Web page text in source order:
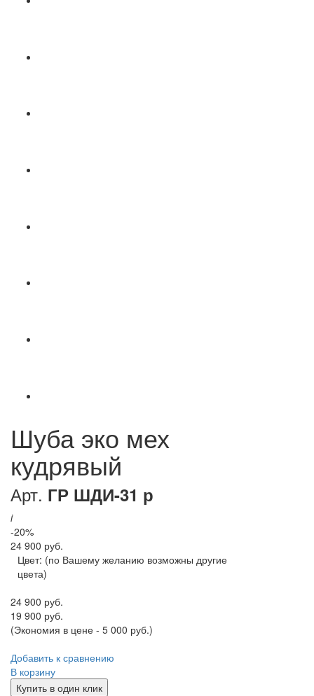
Шуба эко мех
кудрявый
Арт. ГР ШДИ-31 р
i
-20%
24 900 руб.
Цвет: (по Вашему желанию возможны другие
цвета)
24 900 руб.
19 900 руб.
(Экономия в цене - 5 000 руб.)
Добавить к сравнению
В корзину
Купить в один клик